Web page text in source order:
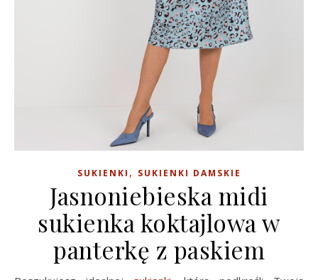
SUKIENKI , SUKIENKI DAMSKIE
Jasnoniebieska midi
sukienka koktajlowa w
panterkę z paskiem